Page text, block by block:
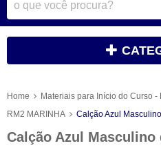
Home
Materiais para Início do Curso -
RM2 MARINHA
Calção Azul
Calção Azul Masculino